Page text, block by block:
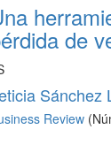
de
Sánchez
Review